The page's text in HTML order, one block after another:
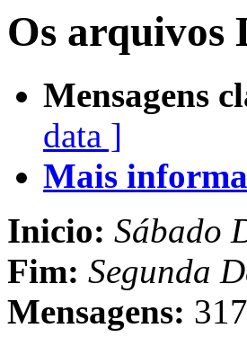
Os arquivos
Mensagens
data ]
Mais
Inicio: Sábado
Fim: Segunda
Mensagens: 317